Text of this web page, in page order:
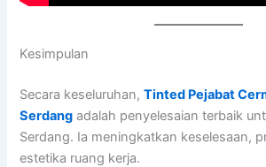
Kesimpulan
Secara keseluruhan,Tinted Pejabat
Serdang adalah penyelesaian terbaik
Serdang. Ia meningkatkan keselesaan,
estetika ruang kerja.